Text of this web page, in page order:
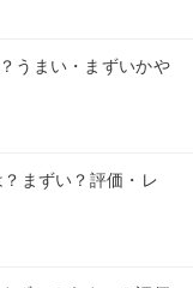
うまい・まずいかや
まずい？評価・レ